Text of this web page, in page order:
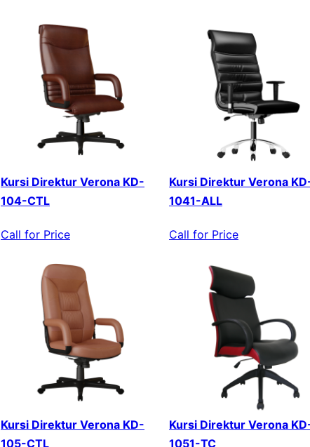
Kursi Direktur Verona KD-
104-CTL
Call for Price
Kursi Direktur Verona
1041-ALL
Call for Price
Kursi Direktur Verona KD-
105-CTL
Kursi Direktur Verona
1051-TC